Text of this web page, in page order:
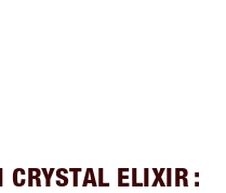
ELIXIR :